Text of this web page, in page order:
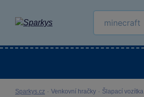
Sparkys.cz · Venkovní hračky · Šlapací vozítka